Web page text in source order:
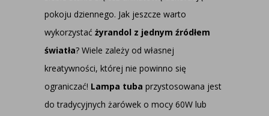
pokoju dziennego. Jak jeszcze warto
wykorzystać żyrandol z jednym źródłem
światła? Wiele zależy od własnej
kreatywności, której nie powinno się
ograniczać! Lampa tuba przystosowana jest
do tradycyjnych żarówek o mocy 60W lub